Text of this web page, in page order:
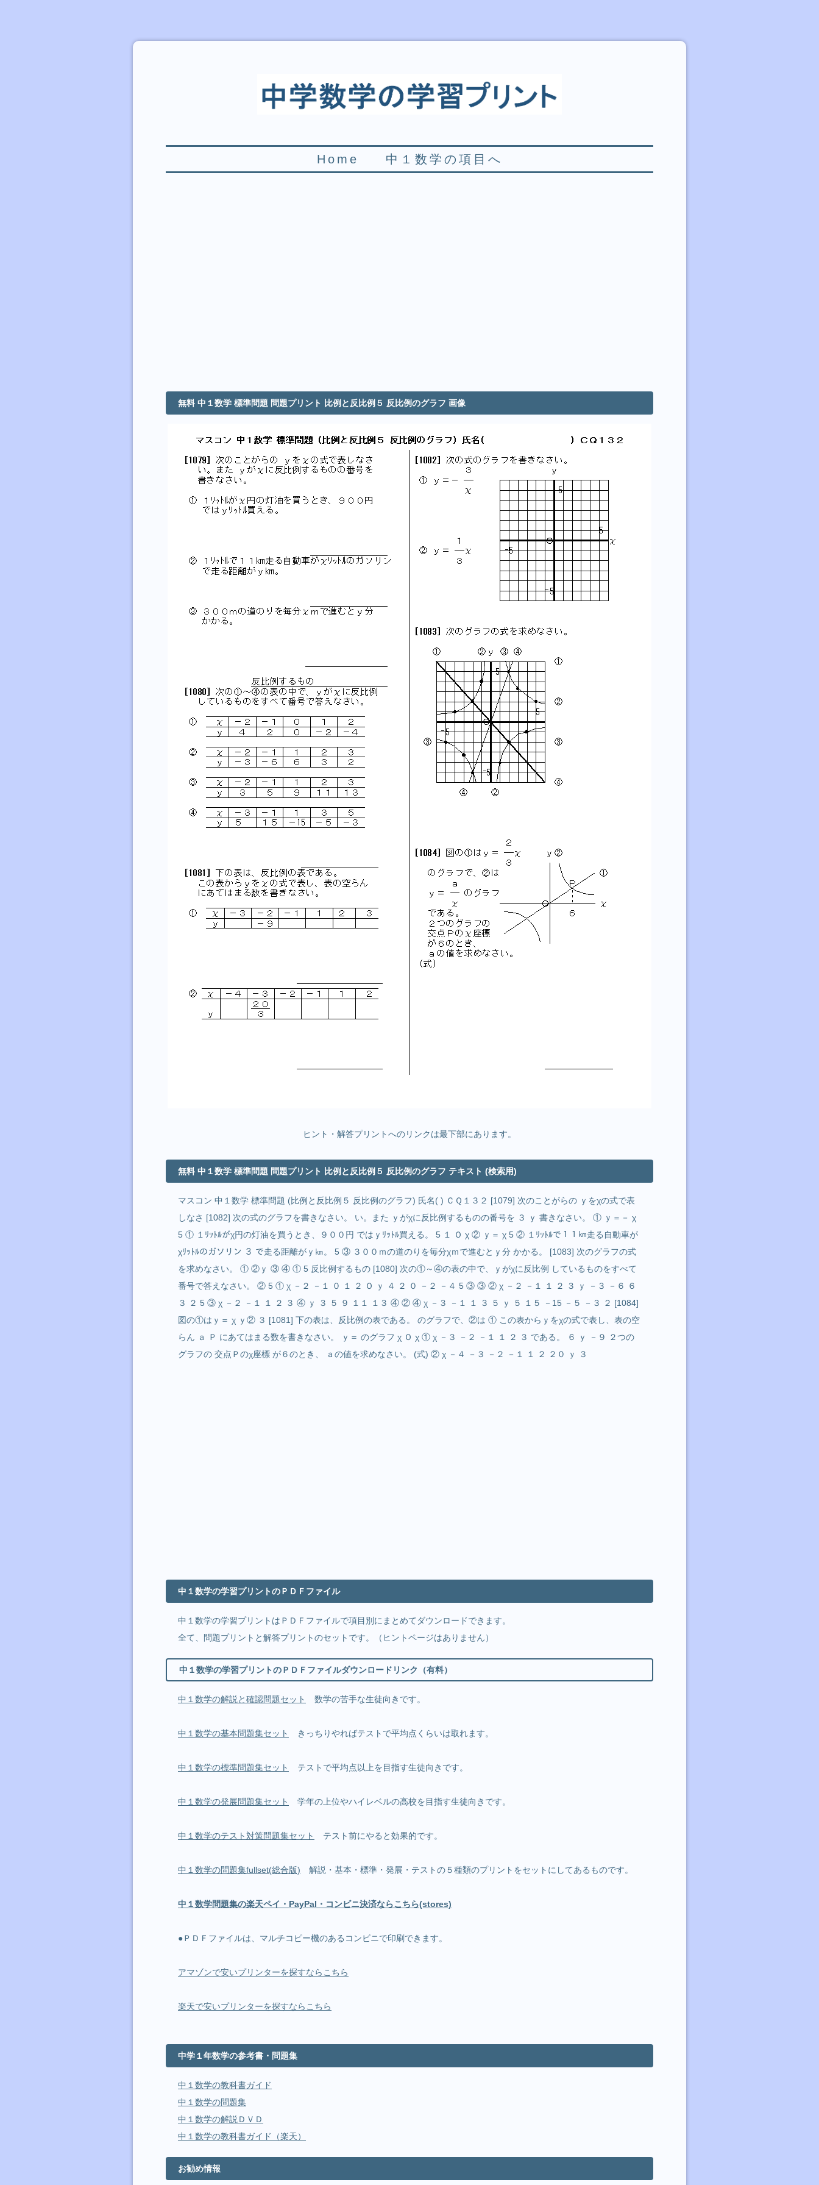
Home 中１数学の項目へ
無料 中１数学 標準問題 問題プリント 比例と反比例５ 反比例のグラフ 画像
ヒント・解答プリントへのリンクは最下部にあります。
無料 中１数学 標準問題 問題プリント 比例と反比例５ 反比例のグラフ テキスト (検索用)
マスコン 中１数学 標準問題 (比例と反比例５ 反比例のグラフ) 氏名( ) ＣＱ１３２ [1079] 次のことがらの ｙをχの式で表
しなさ [1082] 次の式のグラフを書きなさい。 い。また ｙがχに反比例するものの番号を ３ ｙ 書きなさい。 ① ｙ＝－ χ
5 ① １ﾘｯﾄﾙがχ円の灯油を買うとき、９００円 ではｙﾘｯﾄﾙ買える。 5 １ Ｏ χ ② ｙ＝ χ 5 ② １ﾘｯﾄﾙで１１㎞走る自動車が
χﾘｯﾄﾙのガソリン ３ で走る距離がｙ㎞。 5 ③ ３００ｍの道のりを毎分χｍで進むとｙ分 かかる。 [1083] 次のグラフの式
を求めなさい。 ① ②ｙ ③ ④ ① 5 反比例するもの [1080] 次の①～④の表の中で、ｙがχに反比例 しているものをすべて
番号で答えなさい。 ② 5 ① χ －２ －１ ０ １ ２ Ｏ ｙ ４ ２ ０ －２ －４ 5 ③ ③ ② χ －２ －１ １ ２ ３ ｙ －３ －６ ６
３ ２ 5 ③ χ －２ －１ １ ２ ３ ④ ｙ ３ ５ ９ １１ １３ ④ ② ④ χ －３ －１ １ ３ ５ ｙ ５ １５ －15 －５ －３ ２ [1084]
図の①はｙ＝ χ ｙ② ３ [1081] 下の表は、反比例の表である。 のグラフで、②は ① この表からｙをχの式で表し、表の空
らん ａ Ｐ にあてはまる数を書きなさい。 ｙ＝ のグラフ χ Ｏ χ ① χ －３ －２ －１ １ ２ ３ である。 ６ ｙ －９ ２つの
グラフの 交点Ｐのχ座標 が６のとき、 ａの値を求めなさい。 (式) ② χ －４ －３ －２ －１ １ ２ ２０ ｙ ３
中１数学の学習プリントのＰＤＦファイル
中１数学の学習プリントはＰＤＦファイルで項目別にまとめてダウンロードできます。
全て、問題プリントと解答プリントのセットです。（ヒントページはありません）
中１数学の学習プリントのＰＤＦファイルダウンロードリンク（有料）
中１数学の解説と確認問題セット 数学の苦手な生徒向きです。
中１数学の基本問題集セット きっちりやればテストで平均点くらいは取れます。
中１数学の標準問題集セット テストで平均点以上を目指す生徒向きです。
中１数学の発展問題集セット 学年の上位やハイレベルの高校を目指す生徒向きです。
中１数学のテスト対策問題集セット テスト前にやると効果的です。
中１数学の問題集fullset(総合版) 解説・基本・標準・発展・テストの５種類のプリントをセットにしてあるものです。
中１数学問題集の楽天ペイ・PayPal・コンビニ決済ならこちら(stores)
●ＰＤＦファイルは、マルチコピー機のあるコンビニで印刷できます。
アマゾンで安いプリンターを探すならこちら
楽天で安いプリンターを探すならこちら
中学１年数学の参考書・問題集
中１数学の教科書ガイド
中１数学の問題集
中１数学の解説ＤＶＤ
中１数学の教科書ガイド（楽天）
お勧め情報